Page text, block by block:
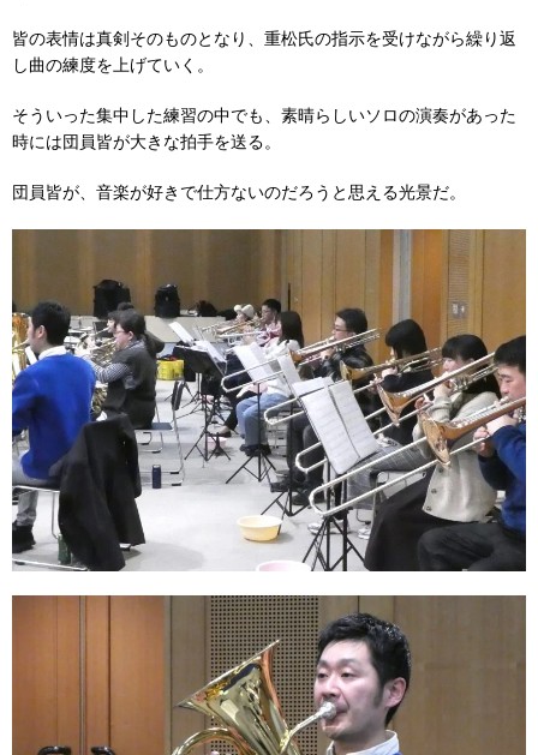
皆の表情は真剣そのものとなり、重松氏の指示を受けながら繰り返
し曲の練度を上げていく。
そういった集中した練習の中でも、素晴らしいソロの演奏があった
時には団員皆が大きな拍手を送る。
団員皆が、音楽が好きで仕方ないのだろうと思える光景だ。